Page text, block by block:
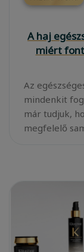
A haj
miért
Az
mindenkit
már tudjuk,
megfelelő